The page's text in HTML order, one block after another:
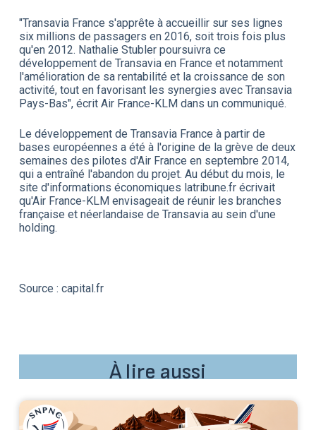
"Transavia France s'apprête à accueillir sur ses lignes
six millions de passagers en 2016, soit trois fois plus
qu'en 2012. Nathalie Stubler poursuivra ce
développement de Transavia en France et notamment
l'amélioration de sa rentabilité et la croissance de son
activité, tout en favorisant les synergies avec Transavia
Pays-Bas", écrit Air France-KLM dans un communiqué.
Le développement de Transavia France à partir de
bases européennes a été à l'origine de la grève de deux
semaines des pilotes d'Air France en septembre 2014,
qui a entraîné l'abandon du projet. Au début du mois, le
site d'informations économiques latribune.fr écrivait
qu'Air France-KLM envisageait de réunir les branches
française et néerlandaise de Transavia au sein d'une
holding.
Source : capital.fr
À lire aussi